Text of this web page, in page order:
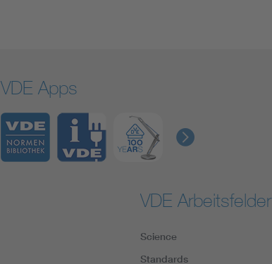
VDE Apps
VDE Arbeitsfelder
Science
Standards